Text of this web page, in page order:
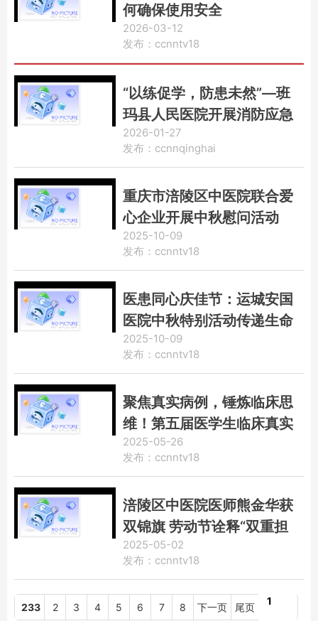
何确保使用安全
2026-03-12
发布：ccnntv18
“以练促学，防患未然”—班
玛县人民医院开展消防应急
演练暨消防知识培训
2026-01-27
发布：ccnnqinghai
重庆市涪陵区中医院联合爱
心企业开展中秋慰问活动
2025-10-09
发布：ccnntv18
医患同心庆佳节：运城安国
医院中秋特别活动传递生命
温度
2025-10-09
发布：ccnntv18
聚焦真实病例，锤炼临床思
维！第五届医学生临床真实
病例分享决赛在苏州圆满落
幕
2025-05-26
发布：ccnntv18
涪陵区中医院医师熊金华获
双锦旗 劳动节诠释“双重担
当”
2025-05-02
发布：ccnntv18
233
1
2 3 4 5 6 7 8 下一页 尾页